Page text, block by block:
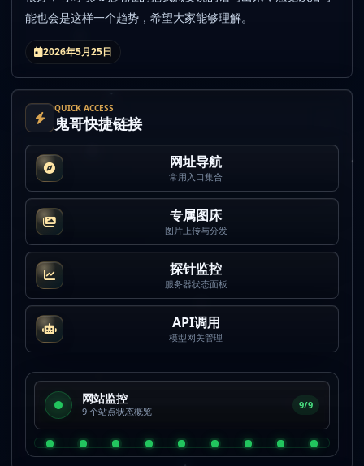
能也会是这样一个趋势，希望大家能够理解。
2026年5月25日
QUICK ACCESS
鬼哥快捷链接
网址导航
常用入口集合
专属图床
图片上传与分发
探针监控
服务器状态面板
API调用
模型网关管理
网站监控
9 个站点状态概览
9/9